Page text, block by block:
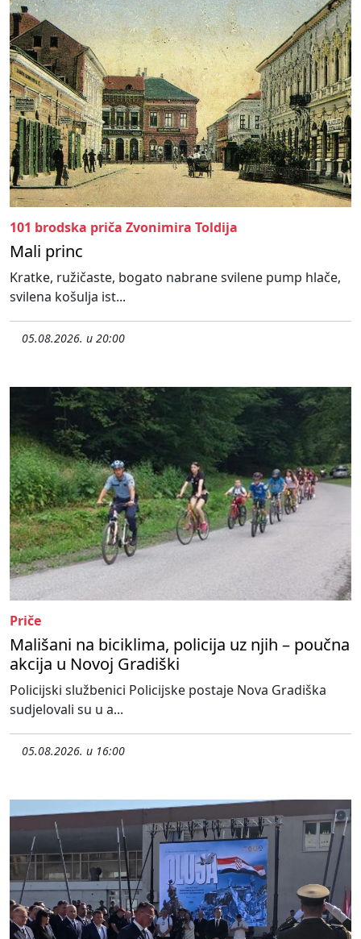
101 brodska priča Zvonimira Toldija
Mali princ
Kratke, ružičaste, bogato nabrane svilene pump hlače,
svilena košulja ist...
05.08.2026. u 20:00
Priče
Mališani na biciklima, policija uz njih – poučna
akcija u Novoj Gradiški
Policijski službenici Policijske postaje Nova Gradiška
sudjelovali su u a...
05.08.2026. u 16:00